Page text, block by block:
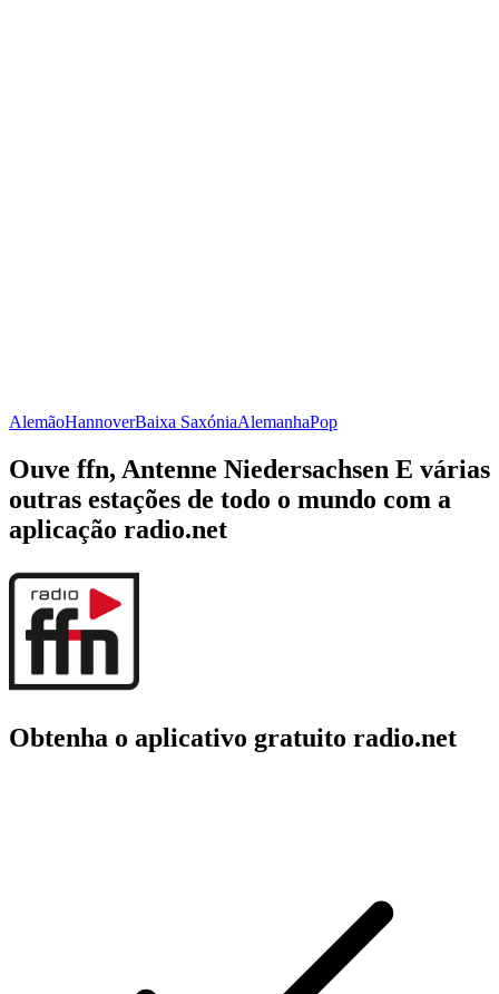
AlemãoHannoverBaixa SaxóniaAlemanhaPop
Ouve ffn, Antenne Niedersachsen E várias
outras estações de todo o mundo com a
aplicação radio.net
Obtenha o aplicativo gratuito radio.net